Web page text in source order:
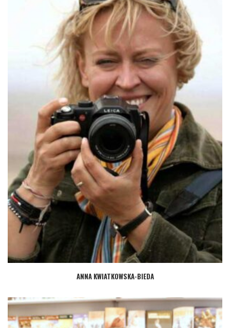
ANNA KWIATKOWSKA-BIEDA